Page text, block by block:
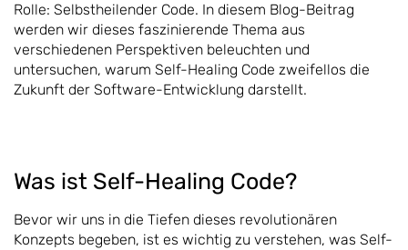
Rolle: Selbstheilender Code. In diesem Blog-Beitrag
werden wir dieses faszinierende Thema aus
verschiedenen Perspektiven beleuchten und
untersuchen, warum Self-Healing Code zweifellos die
Zukunft der Software-Entwicklung darstellt.
Was ist Self-Healing Code?
Bevor wir uns in die Tiefen dieses revolutionären
Konzepts begeben, ist es wichtig zu verstehen, was Self-